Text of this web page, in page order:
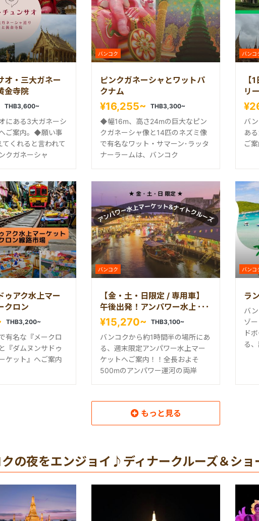
オ・三大ガネー
金寺院
THB3,600~
にある3大ガネーシ
ご案内。◆願い事
くれると言われて
クガネーシャ
バンコク
ピンクガネーシャとワットパ
クナム
¥16,255~ THB3,300~
◆幅16m、高さ24mの巨大なピン
クガネーシャ像と14匹のネズミ像
で有名なワット・サマーン･ラッタ
ナーラームは、バンコク
バンコ
【
リ
バ
あ
ご
ゥアク水上マー
クロン
THB3,200~
有名な『メークロ
『ダムヌンサドゥ
ケット』へご案内
バンコク
【金・土・日限定 / 専用車】
午後出発！アンパワー水上マ
ーケットとナイトクルーズ
¥15,270~ THB3,100~
バンコクから約1時間半の場所にあ
る、週末限定アンパワー水上マー
ケットへご案内！！全長およそ
500mのアンパワー運河の両岸
バンコ
ラ
バ
ゾ
ド
る
もっと見る
の夜をエンジョイ♪ディナークルーズ＆ショ